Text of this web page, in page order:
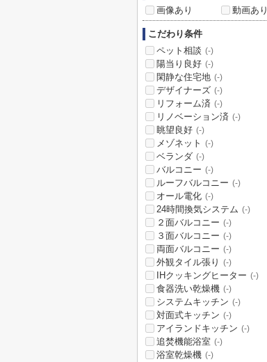
画像あり
動画あり
こだわり条件
ペット相談 (-)
陽当り良好 (-)
閑静な住宅地 (-)
デザイナーズ (-)
リフォーム済 (-)
リノベーション済 (-)
眺望良好 (-)
メゾネット (-)
ベランダ (-)
バルコニー (-)
ルーフバルコニー (-)
オール電化 (-)
24時間換気システム (-)
２面バルコニー (-)
３面バルコニー (-)
両面バルコニー (-)
外観タイル張り (-)
IHクッキングヒーター (-)
食器洗い乾燥機 (-)
システムキッチン (-)
対面式キッチン (-)
アイランドキッチン (-)
追焚機能浴室 (-)
浴室乾燥機 (-)